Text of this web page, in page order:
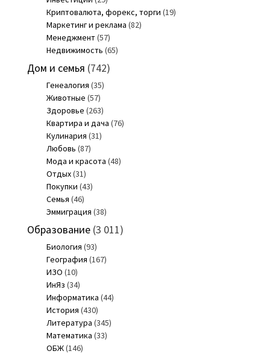
Криптовалюта, форекс, торги (19)
Маркетинг и реклама (82)
Менеджмент(57)
Недвижимость (65)
Дом и семья (742)
Генеалогия (35)
Животные (57)
Здоровье (263)
Квартира и дача (76)
Кулинария (31)
Любовь (87)
Мода и красота (48)
Отдых(31)
Покупки (43)
Семья (46)
Эммиграция (38)
Образование(3 011)
Биология (93)
География (167)
ИЗО (10)
ИнЯз (34)
Информатика (44)
История (430)
Литература (345)
Математика (33)
ОБЖ(146)